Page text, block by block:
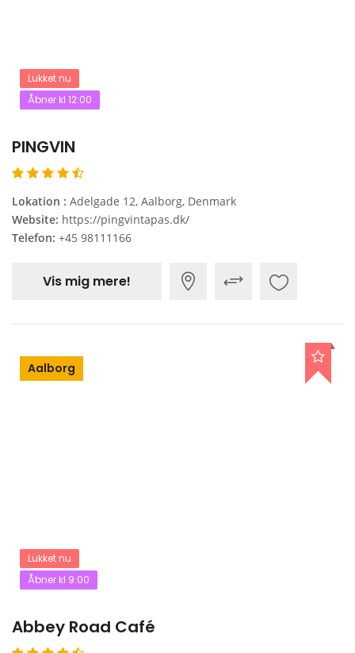
Lukket nu
Åbner kl 12:00
PINGVIN
Lokation : Adelgade 12, Aalborg, Denmark
Website: https://pingvintapas.dk/
Telefon: +45 98111166
Vis mig mere!
Aalborg
Lukket nu
Åbner kl 9:00
Abbey Road Café